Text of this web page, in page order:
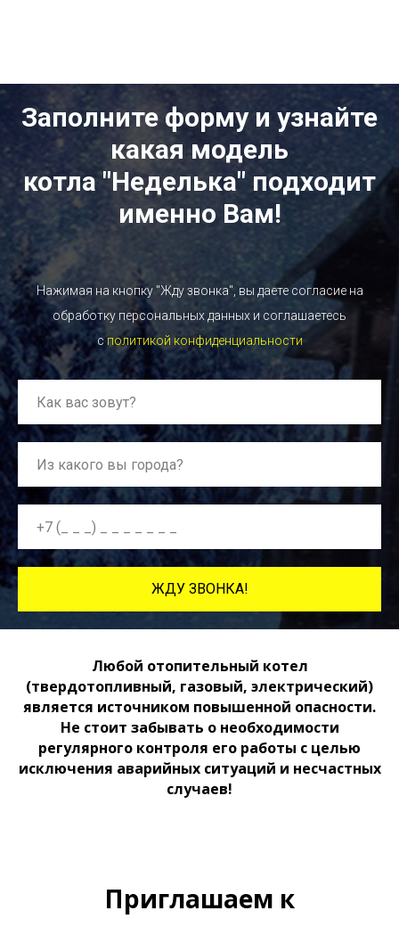
Заполните форму и узнайте
какая модель
котла "Неделька" подходит
именно Вам!
Нажимая на кнопку "Жду звонка", вы даете согласие на
обработку персональных данных и соглашаетесь
cполитикой конфиденциальности
ЖДУ ЗВОНКА!
Любой отопительный котел
(твердотопливный, газовый, электрический)
является источником повышенной опасности.
Не стоит забывать о необходимости
регулярного контроля его работы с целью
исключения аварийных ситуаций и несчастных
случаев!
Приглашаем к